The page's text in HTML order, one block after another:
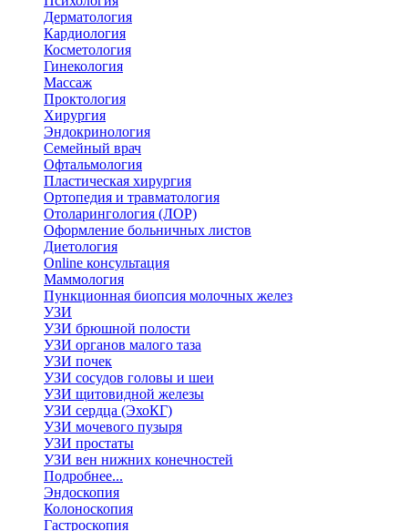
Дерматология
Кардиология
Косметология
Гинекология
Массаж
Проктология
Хирургия
Эндокринология
Семейный врач
Офтальмология
Пластическая хирургия
Ортопедия и травматология
Отоларингология (ЛОР)
Оформление больничных листов
Диетология
Online консультация
Маммология
Пункционная биопсия молочных желез
УЗИ
УЗИ брюшной полости
УЗИ органов малого таза
УЗИ почек
УЗИ сосудов головы и шеи
УЗИ щитовидной железы
УЗИ сердца (ЭхоКГ)
УЗИ мочевого пузыря
УЗИ простаты
УЗИ вен нижних конечностей
Подробнее...
Эндоскопия
Колоноскопия
Гастроскопия